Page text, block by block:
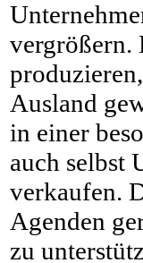
vergrößern.
Ausland
in einer
auch selbst
verkaufen.
Agenden
zu